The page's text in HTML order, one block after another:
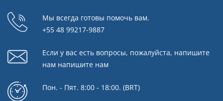
Мы всегда готовы помочь вам.
+55 48 99217-9887
Если у вас есть вопросы, пожалуйста, напишите
нам напишите нам
Пон. - Пят. 8:00 - 18:00. (BRT)